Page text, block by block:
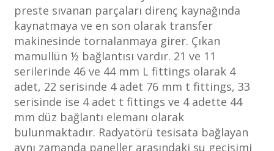
preste sıvanan parçaları direnç kaynağında
kaynatmaya ve en son olarak transfer
makinesinde tornalanmaya girer. Çıkan
mamullün ½ bağlantısı vardır. 21 ve 11
serilerinde 46 ve 44 mm L fittings olarak 4
adet, 22 serisinde 4 adet 76 mm t fittings, 33
serisinde ise 4 adet t fittings ve 4 adette 44
mm düz bağlantı elemanı olarak
bulunmaktadır. Radyatörü tesisata bağlayan
aynı zamanda paneller arasındaki su geçişimi